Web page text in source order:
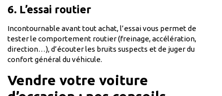
6. L’essai routier
Incontournable avant tout achat, l’essai vous permet de
tester le comportement routier (freinage, accélération,
direction…), d’écouter les bruits suspects et de juger du
confort général du véhicule.
Vendre votre voiture